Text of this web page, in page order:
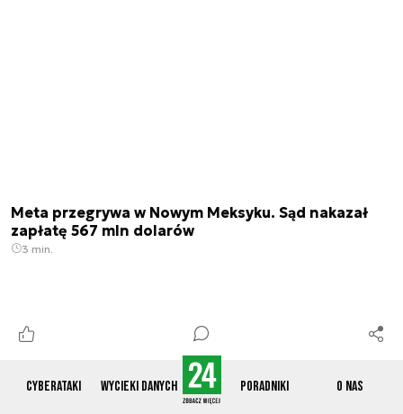
Cyberataki Wycieki danych Poradniki O nas
Meta przegrywa w Nowym Meksyku. Sąd nakazał
zapłatę 567 mln dolarów
3 min.